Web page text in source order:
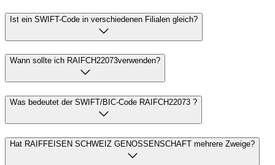
Ist ein SWIFT-Code in verschiedenen Filialen gleich?
Wann sollte ich RAIFCH22073verwenden?
Was bedeutet der SWIFT/BIC-Code RAIFCH22073 ?
Hat RAIFFEISEN SCHWEIZ GENOSSENSCHAFT mehrere Zweige?